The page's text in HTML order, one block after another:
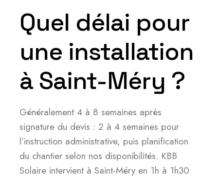
Quel délai pour
une installation
à Saint-Méry ?
Généralement 4 à 8 semaines après
signature du devis : 2 à 4 semaines pour
l’instruction administrative, puis planification
du chantier selon nos disponibilités. KBB
Solaire intervient à Saint-Méry en 1h à 1h30